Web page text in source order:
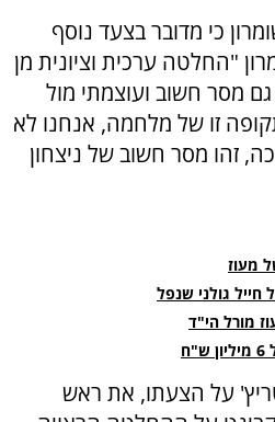
כי מדובר בצעד נוסף
"החלטה ערכית וציונית מן
מסר חשוב ועוצמתי מול
זו של מלחמה, אנחנו לא
זהו מסר חשוב של ניצחון
מעוז
גולני שנפל
מורל הי"ד
על הצעתו, את ראש